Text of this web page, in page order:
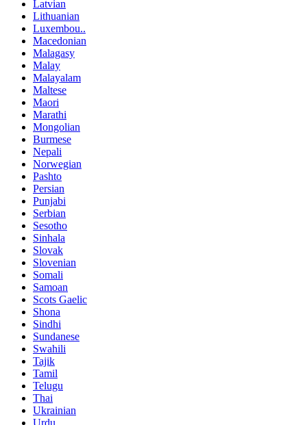
Latvian
Lithuanian
Luxembou..
Macedonian
Malagasy
Malay
Malayalam
Maltese
Maori
Marathi
Mongolian
Burmese
Nepali
Norwegian
Pashto
Persian
Punjabi
Serbian
Sesotho
Sinhala
Slovak
Slovenian
Somali
Samoan
Scots Gaelic
Shona
Sindhi
Sundanese
Swahili
Tajik
Tamil
Telugu
Thai
Ukrainian